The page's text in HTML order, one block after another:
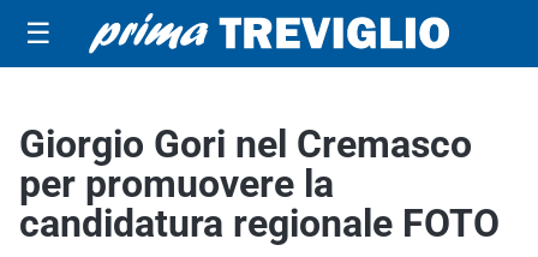
☰
Giorgio Gori nel Cremasco
per promuovere la
candidatura regionale FOTO